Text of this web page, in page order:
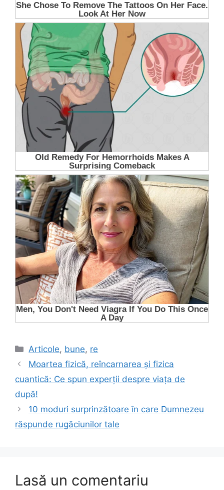
Categorii
Articole, bune, re
Moartea fizică, reîncarnarea și fizica
cuantică: Ce spun experții despre viața de
după!
10 moduri surprinzătoare în care Dumnezeu
răspunde rugăciunilor tale
Lasă un comentariu